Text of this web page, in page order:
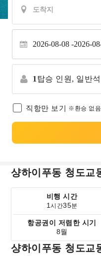
2026-08-08 2026-
1 탑승 인원, 일반석
직항만 보기 ※환승 없음
샹하이푸동 청도교
비행 시간
1시간35분
항공권이 저렴한 시기
8월
샹하이푸동 청도교